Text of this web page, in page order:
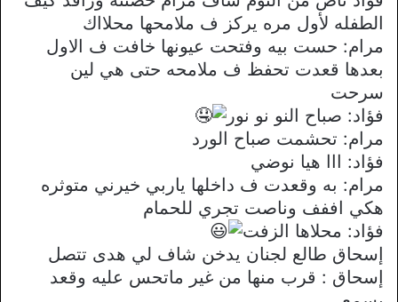
الطفله لأول مره يركز ف ملامحها محلااك
مرام: حست بيه وفتحت عيونها خافت ف الاول
بعدها قعدت تحفظ ف ملامحه حتى هي لين
سرحت
فؤاد: صباح النو نو نور
مرام: تحشمت صباح الورد
فؤاد: ااا هيا نوضي
مرام: به وقعدت ف داخلها ياربي خيرني متوثره
هكي اففف وناصت تجري للحمام
فؤاد: محلاها الزفت
إسحاق طالع لجنان يدخن شاف لي هدى تتصل
إسحاق : قرب منها من غير ماتحس عليه وقعد